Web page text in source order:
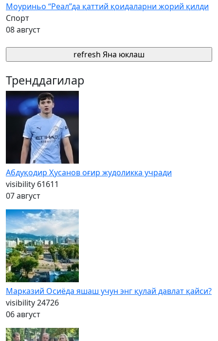
Моуриньо “Реал”да қаттий қоидаларни жорий қилди
Спорт
08 август
refresh Яна юклаш
Тренддагилар
Абдуқодир Ҳусанов оғир жудоликка учради
visibility 61611
07 август
Марказий Осиёда яшаш учун энг қулай давлат қайси?
visibility24726
06 август